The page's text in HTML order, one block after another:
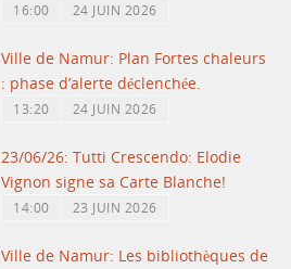
16:00 24 JUIN 2026
Ville de Namur: Plan Fortes chaleurs
: phase d’alerte déclenchée.
13:20 24 JUIN 2026
23/06/26: Tutti Crescendo: Elodie
Vignon signe sa Carte Blanche!
14:00 23 JUIN 2026
Ville de Namur: Les bibliothèques de